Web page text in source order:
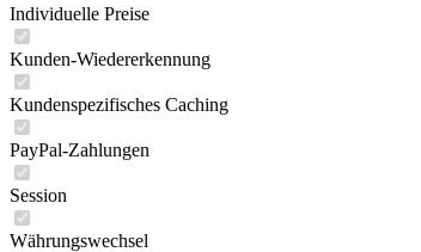
Individuelle Preise
Kunden-Wiedererkennung
Kundenspezifisches Caching
PayPal-Zahlungen
Session
Währungswechsel